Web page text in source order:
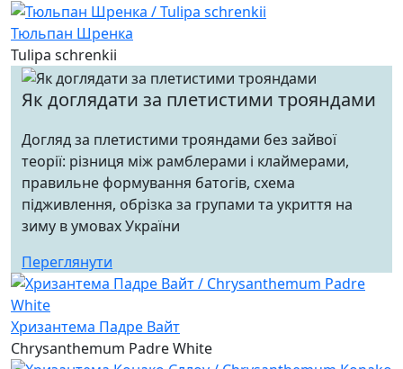
Тюльпан Шренка
Tulipa schrenkii
Як доглядати за плетистими трояндами
Догляд за плетистими трояндами без зайвої
теорії: різниця між рамблерами і клаймерами,
правильне формування батогів, схема
підживлення, обрізка за групами та укриття на
зиму в умовах України
Переглянути
Хризантема Падре Вайт
Chrysanthemum Padre White